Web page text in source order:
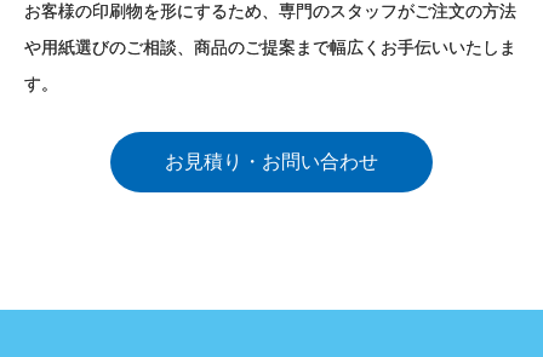
お客様の印刷物を形にするため、専門のスタッフがご注文の方法
や用紙選びのご相談、商品のご提案まで幅広くお手伝いいたしま
す。
お見積り・お問い合わせ